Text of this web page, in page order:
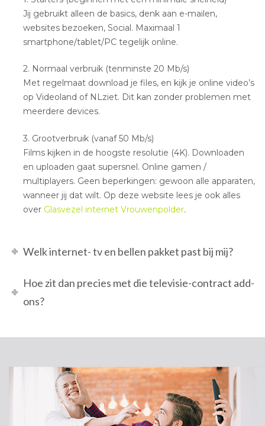
Jij gebruikt alleen de basics, denk aan e-mailen,
websites bezoeken, Social. Maximaal 1
smartphone/tablet/PC tegelijk online.
2. Normaal verbruik (tenminste 20 Mb/s)
Met regelmaat download je files, en kijk je online video’s
op Videoland of NLziet. Dit kan zonder problemen met
meerdere devices.
3. Grootverbruik (vanaf 50 Mb/s)
Films kijken in de hoogste resolutie (4K). Downloaden
en uploaden gaat supersnel. Online gamen /
multiplayers. Geen beperkingen: gewoon alle apparaten,
wanneer jij dat wilt. Op deze website lees je ook alles
over Glasvezel internet Vrouwenpolder.
Welk internet- tv en bellen pakket past bij mij?
Hoe zit dan precies met die televisie-contract add-
ons?